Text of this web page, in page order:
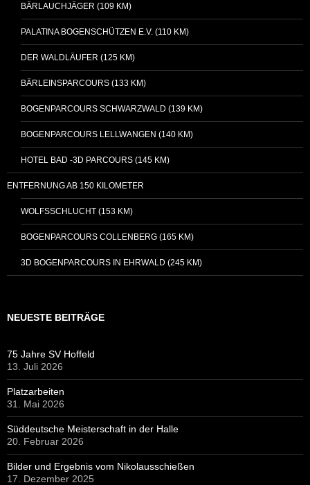
BÄRLAUCHJÄGER (109 KM)
PALATINA BOGENSCHÜTZEN E.V. (110 KM)
DER WALDLÄUFER (125 KM)
BÄRLEINSPARCOURS (133 KM)
BOGENPARCOURS SCHWARZWALD (139 KM)
BOGENPARCOURS LELLWANGEN (140 KM)
HOTEL BAD -3D PARCOURS (145 KM)
ENTFERNUNG AB 150 KILOMETER
WOLFSSCHLUCHT (153 KM)
BOGENPARCOURS COLLENBERG (165 KM)
3D BOGENPARCOURS IN EHRWALD (245 KM)
NEUESTE BEITRÄGE
75 Jahre SV Hoffeld
13. Juli 2026
Platzarbeiten
31. Mai 2026
Süddeutsche Meisterschaft in der Halle
20. Februar 2026
Bilder und Ergebnis vom Nikolausschießen
17. Dezember 2025